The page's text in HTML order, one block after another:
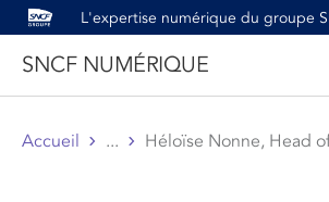
L'expertise numérique du groupe
SNCF NUMÉRIQUE
Accueil ... Héloïse Nonne, Head